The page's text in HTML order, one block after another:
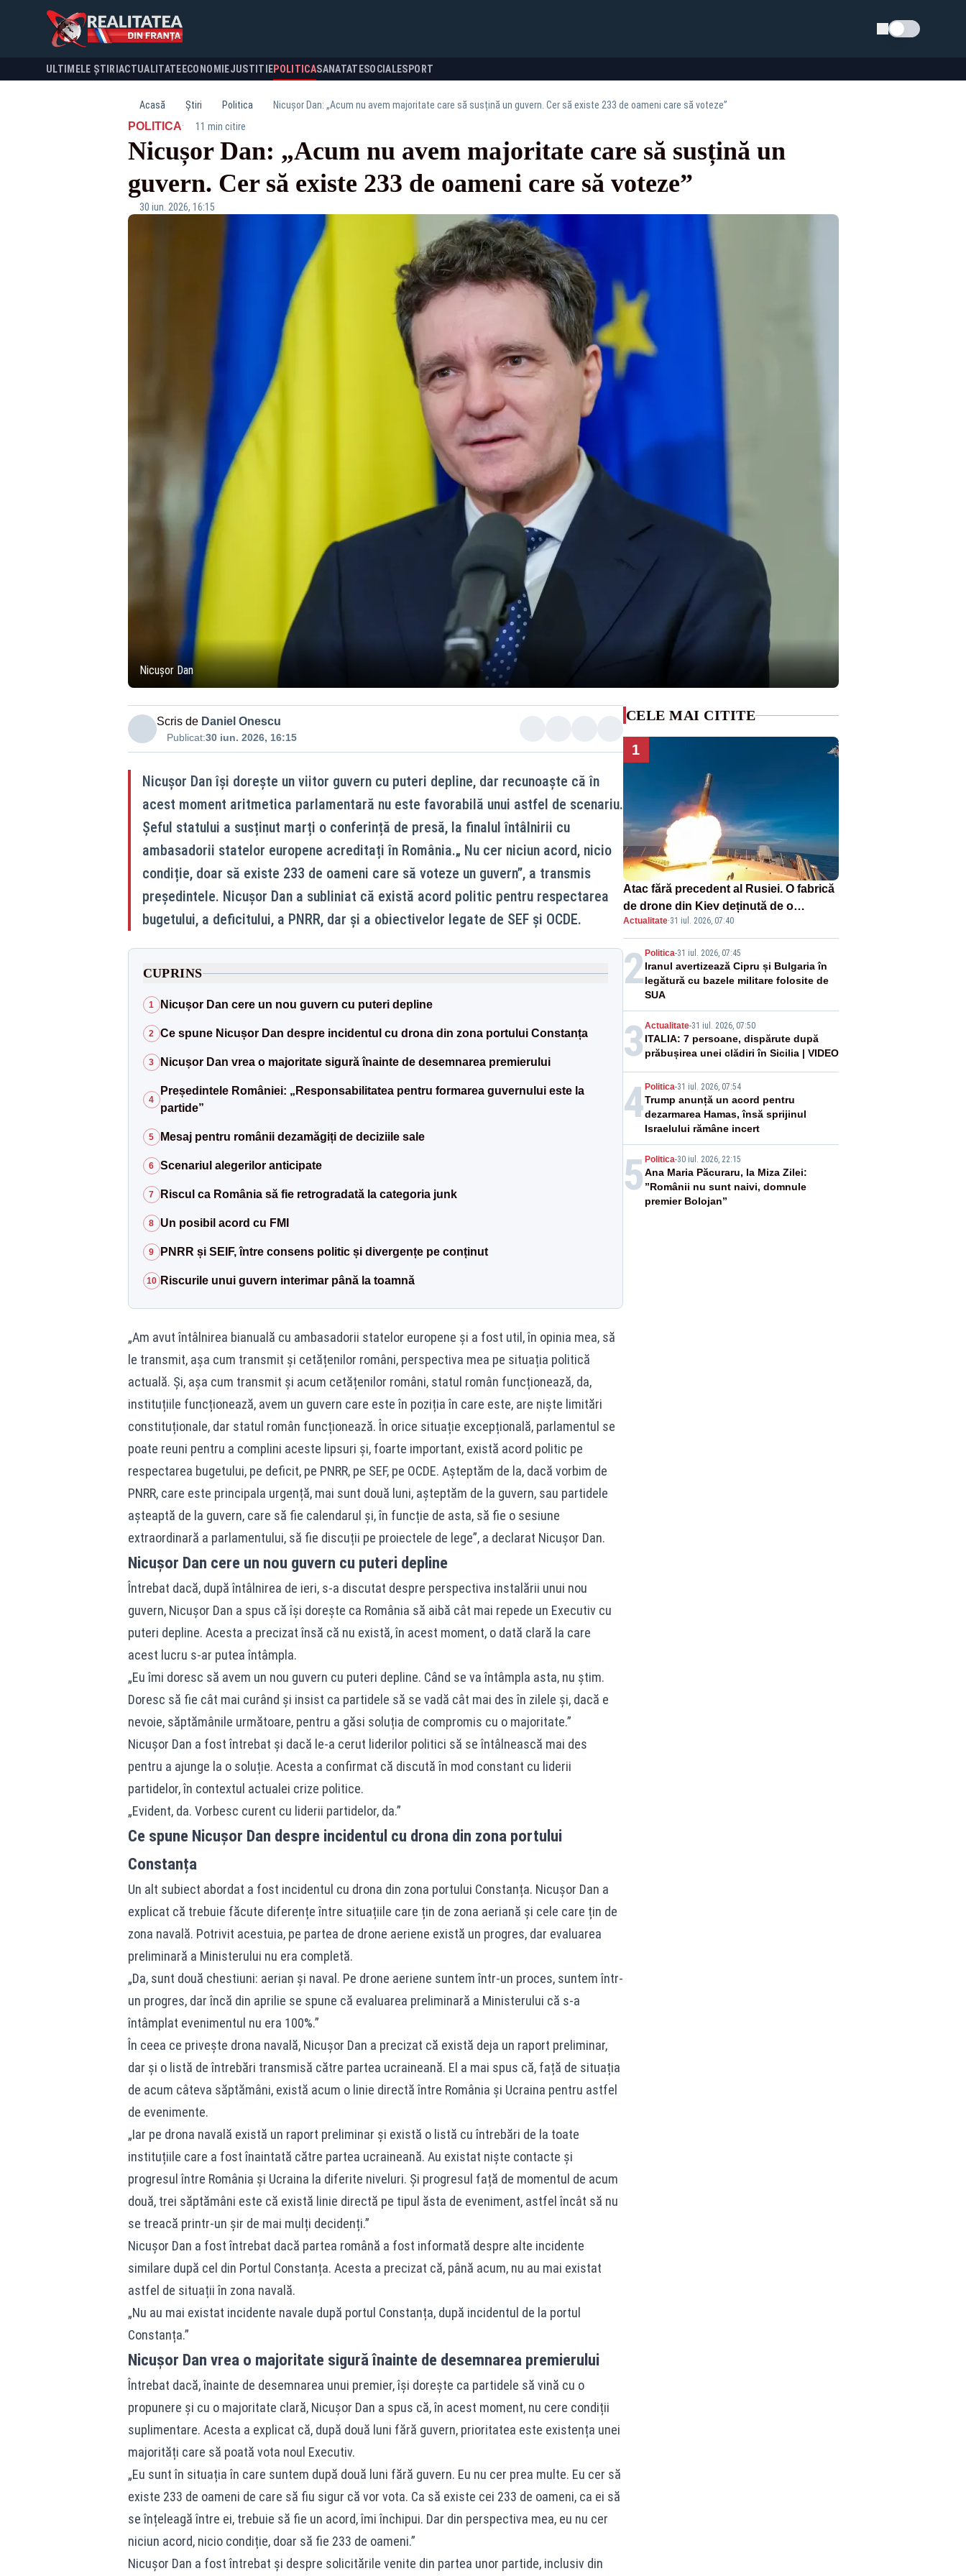
Schimba tema
ULTIMELE ȘTIRI ACTUALITATE ECONOMIEJUSTITIEPOLITICASANATATESOCIALESPORT
Acasă Știri Politica Nicușor Dan: „Acum nu avem majoritate care să susțină un guvern. Cer să existe 233 de oameni care să voteze”
POLITICA· 11 min citire
Nicușor Dan: „Acum nu avem majoritate care să susțină un
guvern. Cer să existe 233 de oameni care să voteze”
30 iun. 2026, 16:15
Nicușor Dan
Scris de Daniel Onescu
Publicat:30 iun. 2026, 16:15
Nicușor Dan își dorește un viitor guvern cu puteri depline, dar recunoaște că în
acest moment aritmetica parlamentară nu este favorabilă unui astfel de scenariu.
Șeful statului a susținut marți o conferință de presă, la finalul întâlnirii cu
ambasadorii statelor europene acreditați în România.„ Nu cer niciun acord, nicio
condiție, doar să existe 233 de oameni care să voteze un guvern”, a transmis
președintele. Nicușor Dan a subliniat că există acord politic pentru respectarea
bugetului, a deficitului, a PNRR, dar și a obiectivelor legate de SEF și OCDE.
CUPRINS
1 Nicușor Dan cere un nou guvern cu puteri depline
2 Ce spune Nicușor Dan despre incidentul cu drona din zona portului Constanța
3 Nicușor Dan vrea o majoritate sigură înainte de desemnarea premierului
4
Președintele României: „Responsabilitatea pentru formarea guvernului este la
partide”
5 Mesaj pentru românii dezamăgiți de deciziile sale
6 Scenariul alegerilor anticipate
7 Riscul ca România să fie retrogradată la categoria junk
8 Un posibil acord cu FMI
9 PNRR și SEIF, între consens politic și divergențe pe conținut
10 Riscurile unui guvern interimar până la toamnă
„Am avut întâlnirea bianuală cu ambasadorii statelor europene și a fost util, în opinia mea, să
le transmit, așa cum transmit și cetățenilor români, perspectiva mea pe situația politică
actuală. Și, așa cum transmit și acum cetățenilor români, statul român funcționează, da,
instituțiile funcționează, avem un guvern care este în poziția în care este, are niște limitări
constituționale, dar statul român funcționează. În orice situație excepțională, parlamentul se
poate reuni pentru a complini aceste lipsuri și, foarte important, există acord politic pe
respectarea bugetului, pe deficit, pe PNRR, pe SEF, pe OCDE. Așteptăm de la, dacă vorbim de
PNRR, care este principala urgență, mai sunt două luni, așteptăm de la guvern, sau partidele
așteaptă de la guvern, care să fie calendarul și, în funcție de asta, să fie o sesiune
extraordinară a parlamentului, să fie discuții pe proiectele de lege”, a declarat Nicușor Dan.
Nicușor Dan cere un nou guvern cu puteri depline
Întrebat dacă, după întâlnirea de ieri, s-a discutat despre perspectiva instalării unui nou
guvern, Nicușor Dan a spus că își dorește ca România să aibă cât mai repede un Executiv cu
puteri depline. Acesta a precizat însă că nu există, în acest moment, o dată clară la care
acest lucru s-ar putea întâmpla.
„Eu îmi doresc să avem un nou guvern cu puteri depline. Când se va întâmpla asta, nu știm.
Doresc să fie cât mai curând și insist ca partidele să se vadă cât mai des în zilele și, dacă e
nevoie, săptămânile următoare, pentru a găsi soluția de compromis cu o majoritate.”
Nicușor Dan a fost întrebat și dacă le-a cerut liderilor politici să se întâlnească mai des
pentru a ajunge la o soluție. Acesta a confirmat că discută în mod constant cu liderii
partidelor, în contextul actualei crize politice.
„Evident, da. Vorbesc curent cu liderii partidelor, da.”
Ce spune Nicușor Dan despre incidentul cu drona din zona portului
Constanța
Un alt subiect abordat a fost incidentul cu drona din zona portului Constanța. Nicușor Dan a
explicat că trebuie făcute diferențe între situațiile care țin de zona aeriană și cele care țin de
zona navală. Potrivit acestuia, pe partea de drone aeriene există un progres, dar evaluarea
preliminară a Ministerului nu era completă.
„Da, sunt două chestiuni: aerian și naval. Pe drone aeriene suntem într-un proces, suntem într-
un progres, dar încă din aprilie se spune că evaluarea preliminară a Ministerului că s-a
întâmplat evenimentul nu era 100%.”
În ceea ce privește drona navală, Nicușor Dan a precizat că există deja un raport preliminar,
dar și o listă de întrebări transmisă către partea ucraineană. El a mai spus că, față de situația
de acum câteva săptămâni, există acum o linie directă între România și Ucraina pentru astfel
de evenimente.
„Iar pe drona navală există un raport preliminar și există o listă cu întrebări de la toate
instituțiile care a fost înaintată către partea ucraineană. Au existat niște contacte și
progresul între România și Ucraina la diferite niveluri. Și progresul față de momentul de acum
două, trei săptămâni este că există linie directă pe tipul ăsta de eveniment, astfel încât să nu
se treacă printr-un șir de mai mulți decidenți.”
Nicușor Dan a fost întrebat dacă partea română a fost informată despre alte incidente
similare după cel din Portul Constanța. Acesta a precizat că, până acum, nu au mai existat
astfel de situații în zona navală.
„Nu au mai existat incidente navale după portul Constanța, după incidentul de la portul
Constanța.”
Nicușor Dan vrea o majoritate sigură înainte de desemnarea premierului
Întrebat dacă, înainte de desemnarea unui premier, își dorește ca partidele să vină cu o
propunere și cu o majoritate clară, Nicușor Dan a spus că, în acest moment, nu cere condiții
suplimentare. Acesta a explicat că, după două luni fără guvern, prioritatea este existența unei
majorități care să poată vota noul Executiv.
„Eu sunt în situația în care suntem după două luni fără guvern. Eu nu cer prea multe. Eu cer să
existe 233 de oameni de care să fiu sigur că vor vota. Ca să existe cei 233 de oameni, ca ei să
se înțeleagă între ei, trebuie să fie un acord, îmi închipui. Dar din perspectiva mea, eu nu cer
niciun acord, nicio condiție, doar să fie 233 de oameni.”
Nicușor Dan a fost întrebat și despre solicitările venite din partea unor partide, inclusiv din
CELE MAI CITITE
1
Atac fără precedent al Rusiei. O fabrică
de drone din Kiev deținută de o
companie americană, distrusă de o
rachetă rusească
Actualitate·31 iul. 2026, 07:40
2 Politica-31 iul. 2026, 07:45
Iranul avertizează Cipru și Bulgaria în
legătură cu bazele militare folosite de
SUA
3 Actualitate-31 iul. 2026, 07:50
ITALIA: 7 persoane, dispărute după
prăbușirea unei clădiri în Sicilia | VIDEO
4 Politica-31 iul. 2026, 07:54
Trump anunță un acord pentru
dezarmarea Hamas, însă sprijinul
Israelului rămâne incert
5 Politica-30 iul. 2026, 22:15
Ana Maria Păcuraru, la Miza Zilei:
”Românii nu sunt naivi, domnule
premier Bolojan”